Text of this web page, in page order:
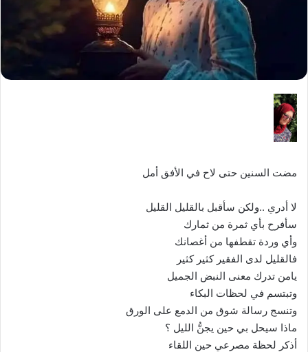
مضت السنين حتى لاح في الأفق أمل
لا أدري ..ولكن سأقبل بالقليل القليل
سأفرح بأي ثمرة من ثمارك
وأي وردة تقطفها من أغصانك
فالقليل لدى الفقير كثير كثير
يامن تدرك معنى النبض الجميل
وتبتسم في لحظات البكاء
وتنسج رسالة شوق من الدمع على الورق
ماذا سيحل بي حين يجنُّ الليل ؟
أذكر لحظة مصرعي حين اللقاء